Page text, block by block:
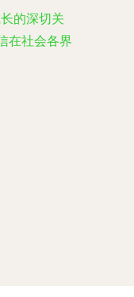
的深切关
在社会各界